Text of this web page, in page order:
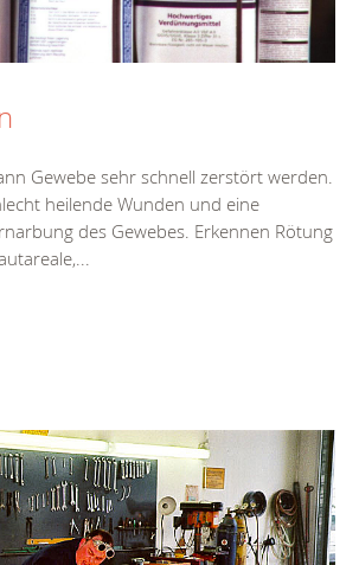
Gewebe sehr schnell zerstört werden.
heilende Wunden und eine
des Gewebes. Erkennen Rötung